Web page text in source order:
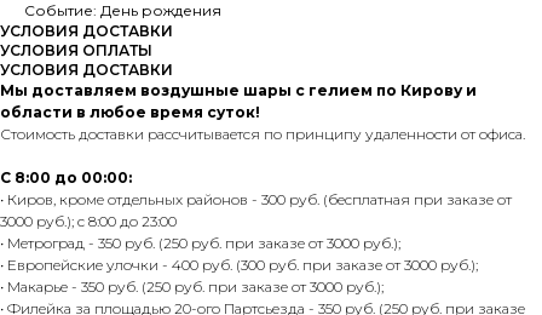
Событие: День рождения
УСЛОВИЯ ДОСТАВКИ
УСЛОВИЯ ОПЛАТЫ
УСЛОВИЯ ДОСТАВКИ
Мы доставляем воздушные шары с гелием по Кирову и
области в любое время суток!
Стоимость доставки рассчитывается по принципу удаленности от офиса.
С 8:00 до 00:00:
• Киров, кроме отдельных районов - 300 руб. (бесплатная при заказе от
3000 руб.); с 8:00 до 23:00
• Метроград - 350 руб. (250 руб. при заказе от 3000 руб.);
• Европейские улочки - 400 руб. (300 руб. при заказе от 3000 руб.);
• Макарье - 350 руб. (250 руб. при заказе от 3000 руб.);
• Филейка за площадью 20-ого Партсьезда - 350 руб. (250 руб. при заказе